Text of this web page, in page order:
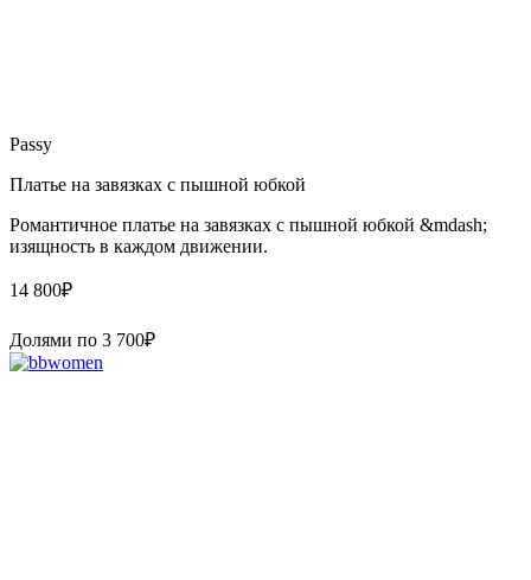
Passy
Платье на завязках с пышной юбкой
Романтичное платье на завязках с пышной юбкой &mdash;
изящность в каждом движении.
14 800₽
Долями по 3 700₽